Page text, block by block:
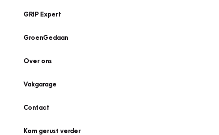
GRIP Expert
GroenGedaan
Over ons
Vakgarage
Contact
Kom gerust verder